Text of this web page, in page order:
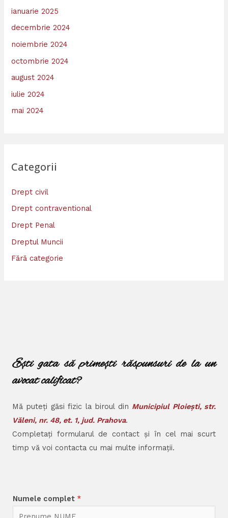
ianuarie 2025
decembrie 2024
noiembrie 2024
octombrie 2024
august 2024
iulie 2024
mai 2024
Categorii
Drept civil
Drept contraventional
Drept Penal
Dreptul Muncii
Fără categorie
Ești gata să primești răspunsuri de la un
avocat calificat?
Mă puteți găsi fizic la biroul din Municipiul Ploiești, str.
Văleni, nr. 48, et. 1, jud. Prahova.
Completați formularul de contact și în cel mai scurt
timp vă voi contacta cu mai multe informații.
Numele complet *